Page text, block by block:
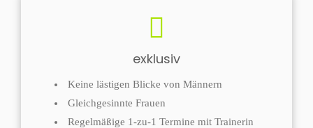
exklusiv
Keine lästigen Blicke von Männern
Gleichgesinnte Frauen
Regelmäßige 1-zu-1 Termine mit Trainerin